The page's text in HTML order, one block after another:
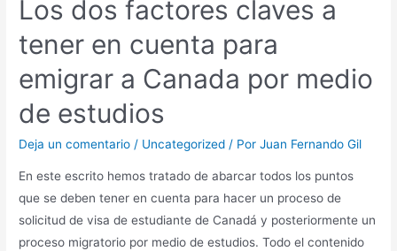
Los dos factores claves a
tener en cuenta para
emigrar a Canada por medio
de estudios
Deja un comentario / Uncategorized / PorJuan Fernando Gil
En este escrito hemos tratado de abarcar todos los puntos
que se deben tener en cuenta para hacer un proceso de
solicitud de visa de estudiante de Canadá y posteriormente un
proceso migratorio por medio de estudios. Todo el contenido